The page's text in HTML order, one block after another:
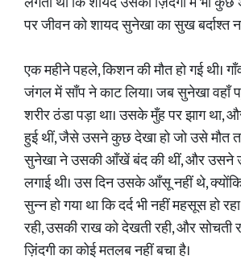
पर जीवन को शायद सुनेखा का सुख बर्दाश्त
एक महीने पहले, किशन की मौत हो गई थी।
जंगल में साँप ने काट लिया। जब सुनेखा वहाँ
शरीर ठंडा पड़ा था। उसके मुँह पर झाग
हुई थीं, जैसे उसने कुछ देखा हो जो उसे मौत
सुनेखा ने उसकी आँखें बंद की थीं, और उसने
लगाई थी। उस दिन उसके आँसू नहीं थे,
सुन्न हो गया था कि दर्द भी नहीं महसूस हो
रही, उसकी राख को देखती रही, और
ज़िंदगी का कोई मतलब नहीं बचा है।